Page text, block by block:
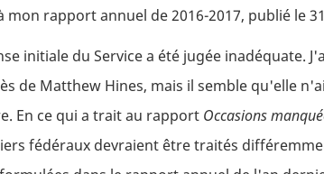
mon rapport annuel de 2016-2017, publié le
initiale du Service a été jugée inadéquate.
de Matthew Hines, mais il semble qu'elle
En ce qui a trait au rapport Occasions
fédéraux devraient être traités